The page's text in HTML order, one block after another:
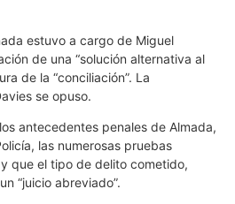
estuvo a cargo de Miguel
de una “solución alternativa al
de la “conciliación”. La
se opuso.
antecedentes penales de Almada,
las numerosas pruebas
que el tipo de delito cometido,
“juicio abreviado”.